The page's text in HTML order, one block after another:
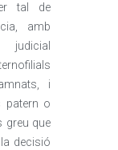
tal de
amb
judicial
i
patern o
greu que
decisió